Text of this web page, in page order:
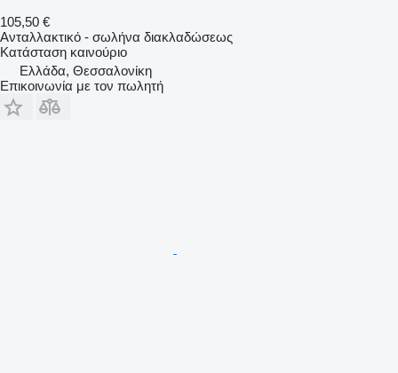
105,50 €
Ανταλλακτικό - σωλήνα διακλαδώσεως
Κατάσταση καινούριο
Ελλάδα, Θεσσαλονίκη
Επικοινωνία με τον πωλητή